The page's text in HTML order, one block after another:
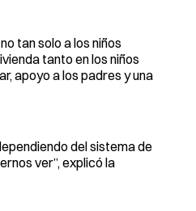
tan solo a los niños
tanto en los niños
apoyo a los padres y una
del sistema de
ver”, explicó la